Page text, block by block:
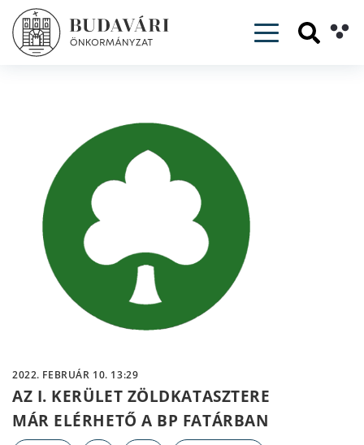
Toggle
2022. FEBRUÁR 10. 13:29
AZ I. KERÜLET ZÖLDKATASZTERE
MÁR ELÉRHETŐ A BP FATÁRBAN